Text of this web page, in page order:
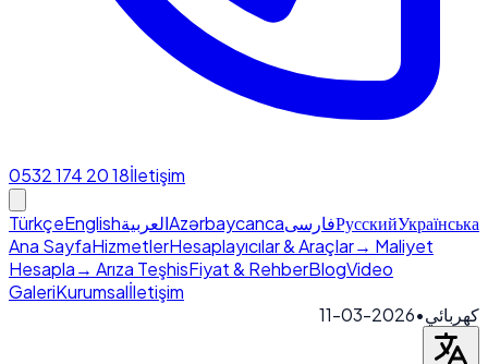
0532 174 20 18İletişim
TürkçeEnglishالعربيةAzərbaycancaفارسیРусскийУкраїнська
Ana SayfaHizmetlerHesaplayıcılar & Araçlar→ Maliyet
Hesapla→ Arıza TeşhisFiyat & RehberBlogVideo
GaleriKurumsalİletişim
كهربائي•
2026-03-11